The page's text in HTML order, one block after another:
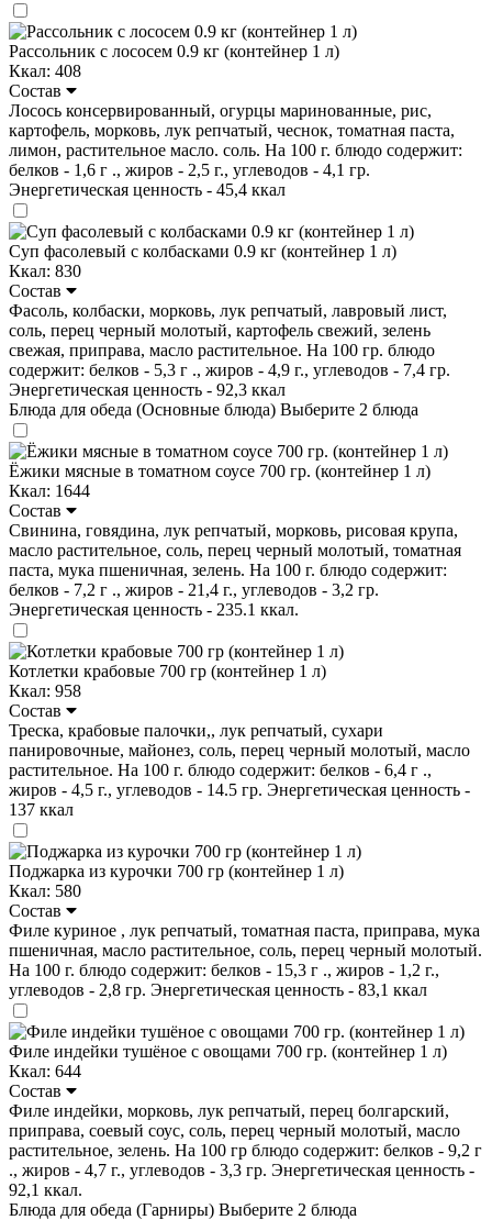
Рассольник с лососем 0.9 кг (контейнер 1 л)
Ккал: 408
Состав
Лосось консервированный, огурцы маринованные, рис,
картофель, морковь, лук репчатый, чеснок, томатная паста,
лимон, растительное масло. соль. На 100 г. блюдо содержит:
белков - 1,6 г ., жиров - 2,5 г., углеводов - 4,1 гр.
Энергетическая ценность - 45,4 ккал
Суп фасолевый с колбасками 0.9 кг (контейнер 1 л)
Ккал: 830
Состав
Фасоль, колбаски, морковь, лук репчатый, лавровый лист,
соль, перец черный молотый, картофель свежий, зелень
свежая, приправа, масло растительное. На 100 гр. блюдо
содержит: белков - 5,3 г ., жиров - 4,9 г., углеводов - 7,4 гр.
Энергетическая ценность - 92,3 ккал
Блюда для обеда (Основные блюда) Выберите 2 блюда
Ёжики мясные в томатном соусе 700 гр. (контейнер 1 л)
Ккал: 1644
Состав
Свинина, говядина, лук репчатый, морковь, рисовая крупа,
масло растительное, соль, перец черный молотый, томатная
паста, мука пшеничная, зелень. На 100 г. блюдо содержит:
белков - 7,2 г ., жиров - 21,4 г., углеводов - 3,2 гр.
Энергетическая ценность - 235.1 ккал.
Котлетки крабовые 700 гр (контейнер 1 л)
Ккал: 958
Состав
Треска, крабовые палочки,, лук репчатый, сухари
панировочные, майонез, соль, перец черный молотый, масло
растительное. На 100 г. блюдо содержит: белков - 6,4 г .,
жиров - 4,5 г., углеводов - 14.5 гр. Энергетическая ценность -
137 ккал
Поджарка из курочки 700 гр (контейнер 1 л)
Ккал: 580
Состав
Филе куриное , лук репчатый, томатная паста, приправа, мука
пшеничная, масло растительное, соль, перец черный молотый.
На 100 г. блюдо содержит: белков - 15,3 г ., жиров - 1,2 г.,
углеводов - 2,8 гр. Энергетическая ценность - 83,1 ккал
Филе индейки тушёное с овощами 700 гр. (контейнер 1 л)
Ккал: 644
Состав
Филе индейки, морковь, лук репчатый, перец болгарский,
приправа, соевый соус, соль, перец черный молотый, масло
растительное, зелень. На 100 гр блюдо содержит: белков - 9,2 г
., жиров - 4,7 г., углеводов - 3,3 гр. Энергетическая ценность -
92,1 ккал.
Блюда для обеда (Гарниры) Выберите 2 блюда